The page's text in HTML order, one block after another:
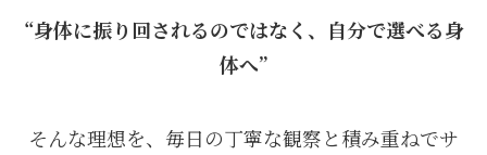
“身体に振り回されるのではなく、自分で選べる身
体へ”
そんな理想を、毎日の丁寧な観察と積み重ねでサ